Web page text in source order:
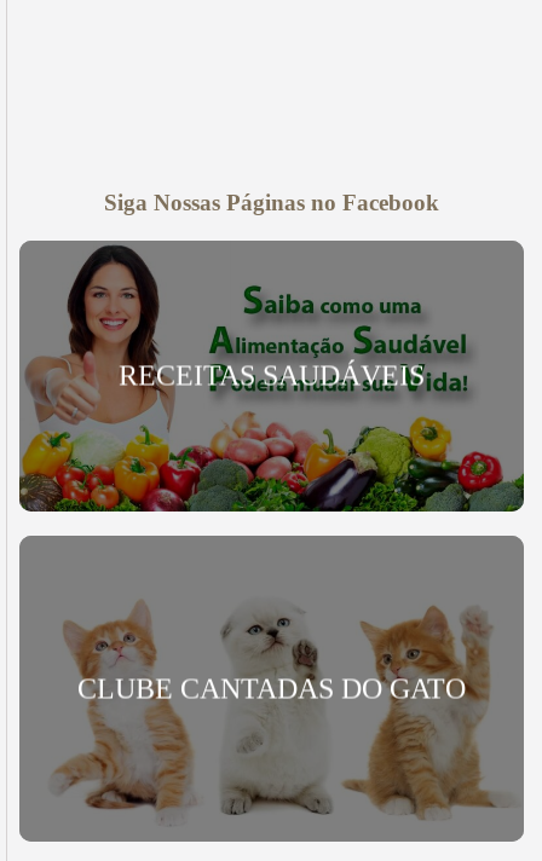
Siga Nossas Páginas no Facebook
RECEITAS SAUDÁVEIS
CLUBE CANTADAS DO GATO